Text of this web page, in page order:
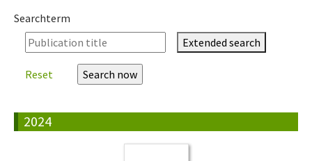
Searchterm
Extended search
Reset
2024